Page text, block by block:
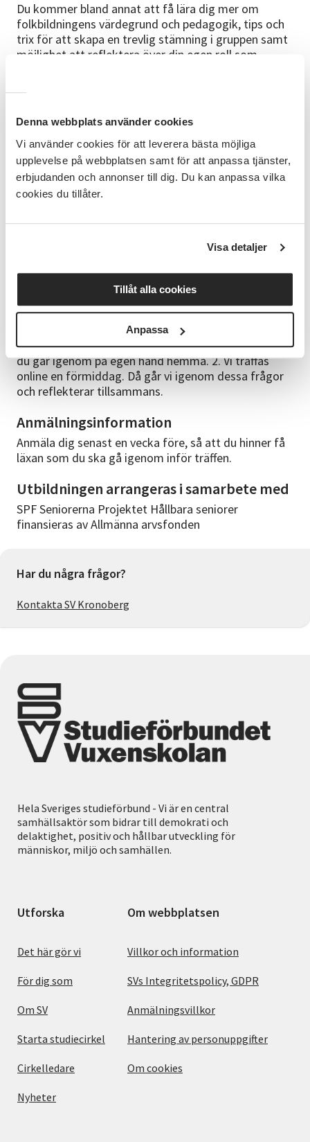
Denna webbplats använder cookies
Vi använder cookies för att leverera bästa möjliga
upplevelse på webbplatsen samt för att anpassa tjänster,
erbjudanden och annonser till dig. Du kan anpassa vilka
cookies du tillåter.
Visa detaljer
Tillåt alla cookies
Anpassa
Du kommer bland annat att få lära dig mer om
folkbildningens värdegrund och pedagogik, tips och
trix för att skapa en trevlig stämning i gruppen samt
möjlighet att reflektera över din egen roll som
lämpligen kan lägga upp sin studiecirkel.
Studiematerial
SVs Cirkelledarutbildning Cirkelledarutbildningsamt
SPF Seniorernas utbildningsmaterial Hållbara
seniorerHållbara seniorer
Cirkelledare
Jenny Herz, verksamhetsutvecklare, SV, samt
1. Ett webbaserat studiematerial
"Cirkelledarutbildning Grund" med reflektionsfrågor,
samt Utbildningsmaterialet "Hållbara seniorer" som
du går igenom på egen hand hemma. 2. Vi träffas
online en förmiddag. Då går vi igenom dessa frågor
och reflekterar tillsammans.
Anmälningsinformation
Anmäla dig senast en vecka före, så att du hinner få
läxan som du ska gå igenom inför träffen.
Utbildningen arrangeras i samarbete med
SPF Seniorerna Projektet Hållbara seniorer
finansieras av Allmänna arvsfonden
Har du några frågor?
Kontakta SV Kronoberg
Hela Sveriges studieförbund - Vi är en central
samhällsaktör som bidrar till demokrati och
delaktighet, positiv och hållbar utveckling för
människor, miljö och samhällen.
Utforska
Det här gör vi
För dig som
Om SV
Starta studiecirkel
Cirkelledare
Nyheter
Om webbplatsen
Villkor och information
SVs Integritetspolicy, GDPR
Anmälningsvillkor
Hantering av personuppgifter
Om cookies